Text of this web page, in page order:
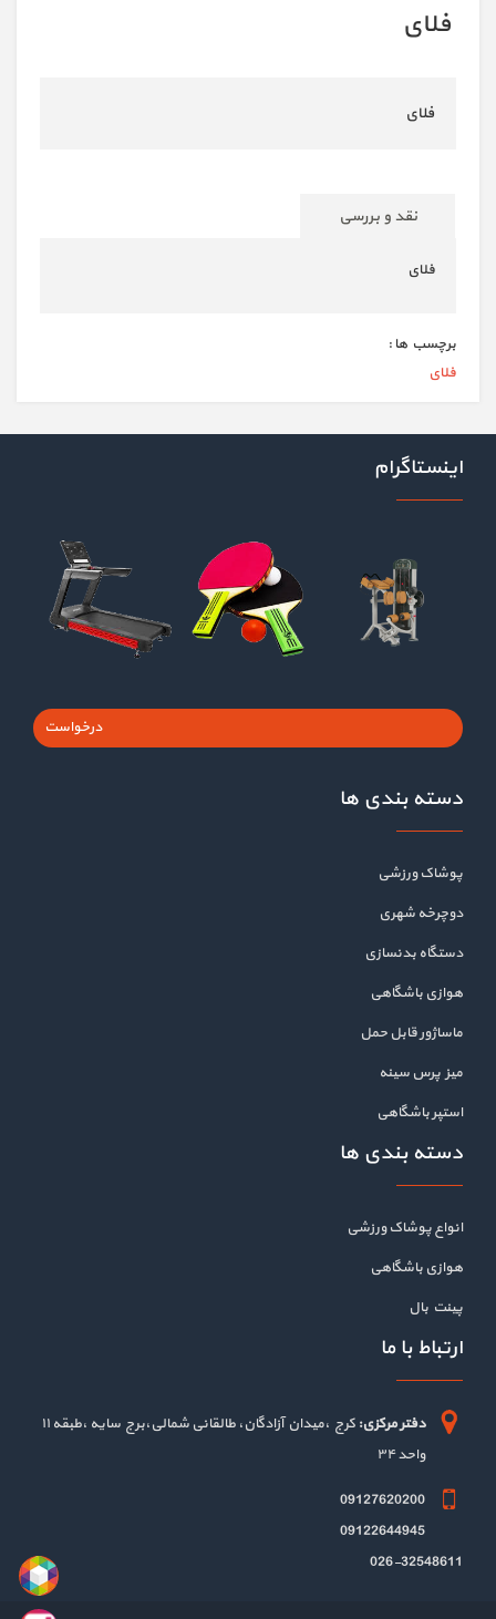
فلای
فلای
نقد و بررسی
فلای
برچسب ها :
فلای
اینستاگرام
درخواست
دسته بندی ها
پوشاک ورزشی
دوچرخه شهری
دستگاه بدنسازی
هوازی باشگاهی
ماساژور قابل حمل
میز پرس سینه
استپر باشگاهی
دسته بندی ها
انواع پوشاک ورزشی
هوازی باشگاهی
پینت بال
ارتباط با ما
دفتر مرکزی:
کرج ،میدان آزادگان، طالقانی شمالی،برج سایه ،طبقه ۱۱
واحد ۳۴
09127620200
09122644945
026-32548611